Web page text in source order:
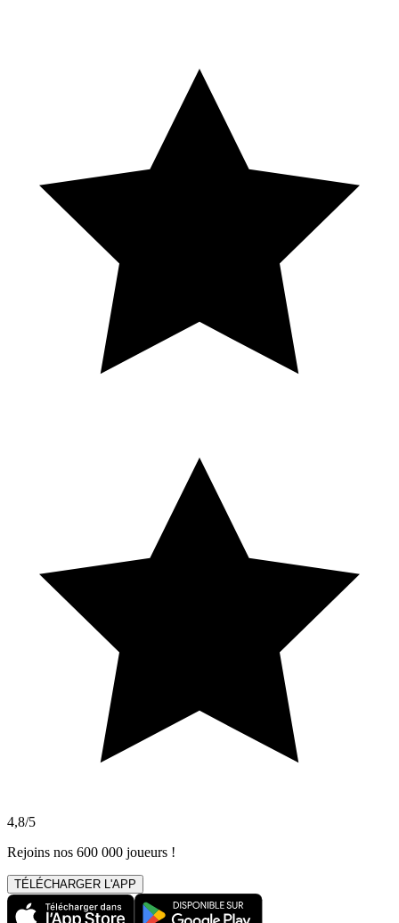
4,8/5
Rejoins nos 600 000 joueurs !
TÉLÉCHARGER L'APP